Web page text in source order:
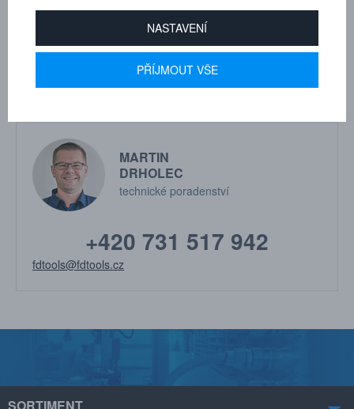
Kat.číslo: HB 28211
8 258,00 Kč
Kat.číslo: HB 28201
skladem
4 041,00 Kč
MARTIN
DRHOLEC
technické poradenství
+420 731 517 942
fdtools@fdtools.cz
NASTAVENÍ
PŘÍJMOUT VŠE